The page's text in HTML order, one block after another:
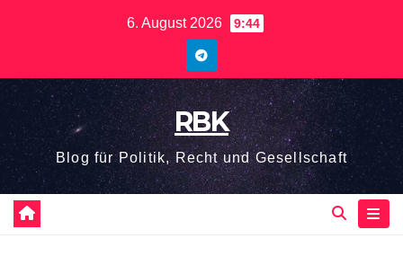
6. August 2026 9:44
RBK
Blog für Politik, Recht und Gesellschaft